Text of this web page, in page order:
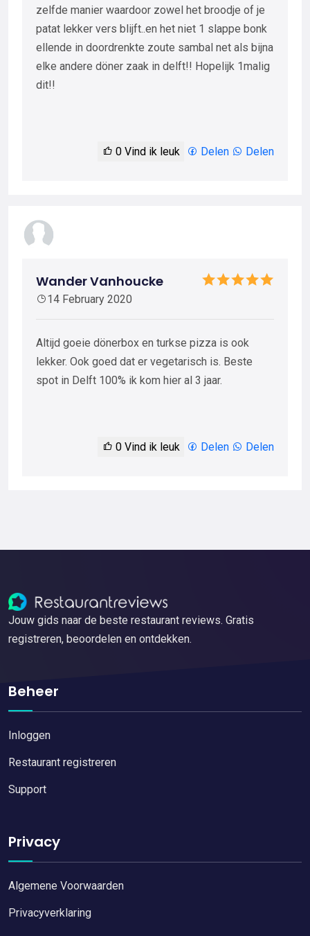
zelfde manier waardoor zowel het broodje of je
patat lekker vers blijft..en het niet 1 slappe bonk
ellende in doordrenkte zoute sambal net als bijna
elke andere döner zaak in delft!! Hopelijk 1malig
dit!!
0 Vind ik leuk Delen Delen
Wander Vanhoucke
14 February 2020
Altijd goeie dönerbox en turkse pizza is ook
lekker. Ook goed dat er vegetarisch is. Beste
spot in Delft 100% ik kom hier al 3 jaar.
0 Vind ik leuk Delen Delen
Jouw gids naar de beste restaurant reviews. Gratis
registreren, beoordelen en ontdekken.
Beheer
Inloggen
Restaurant registreren
Support
Privacy
Algemene Voorwaarden
Privacyverklaring